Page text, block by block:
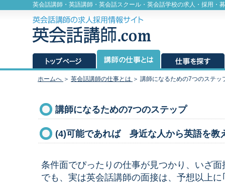
英会話講師・英語講師・英会話スクール・英会話学校の求人・採用・
ホームへ ＞ 英会話講師の仕事とは ＞ 講師になるための7つのステッ
講師になるための7つのステップ
(4)可能であれば 身近な人から英語を教
条件面でぴったりの仕事が見つかり、いざ面
でも、実は英会話講師の面接は、予想以上